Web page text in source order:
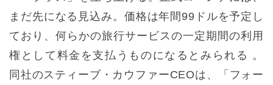
まだ先になる見込み。価格は年間99ドルを予定し
ており、何らかの旅行サービスの一定期間の利用
権として料金を支払うものになるとみられる 。
同社のスティーブ・カウファーCEOは、「フォー